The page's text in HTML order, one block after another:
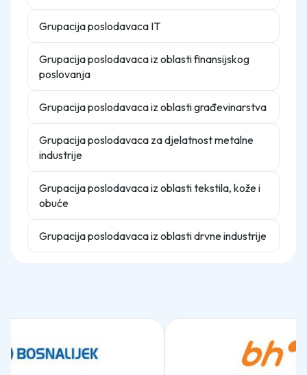
Grupacija poslodavaca IT
Grupacija poslodavaca iz oblasti finansijskog
poslovanja
Grupacija poslodavaca iz oblasti građevinarstva
Grupacija poslodavaca za djelatnost metalne
industrije
Grupacija poslodavaca iz oblasti tekstila, kože i
obuće
Grupacija poslodavaca iz oblasti drvne industrije